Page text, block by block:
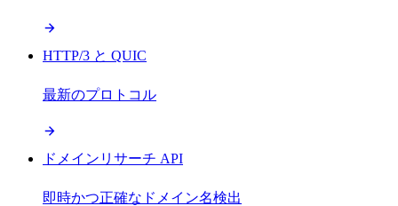
HTTP/3 と QUIC
最新のプロトコル
ドメインリサーチ API
即時かつ正確なドメイン名検出